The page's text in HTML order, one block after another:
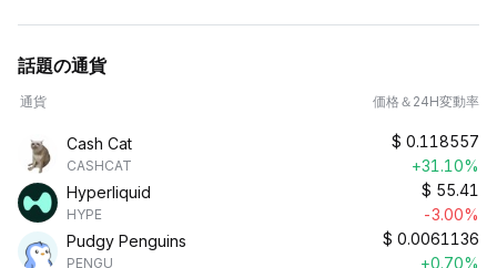
話題の通貨
通貨 価格＆24H変動率
Cash Cat
CASHCAT
$ 0.118557
+31.10%
Hyperliquid
HYPE
$ 55.41
-3.00%
Pudgy Penguins
PENGU
$ 0.0061136
+0.70%